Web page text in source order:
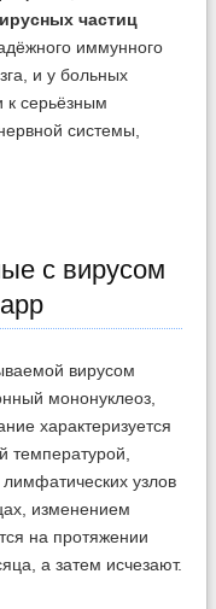
частиц
иммунного
и у больных
серьёзным
системы,
с вирусом
вирусом
мононуклеоз,
характеризуется
температурой,
узлов
изменением
на протяжении
а затем исчезают.